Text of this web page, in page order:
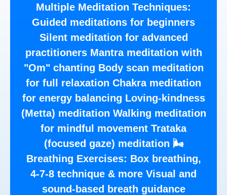
Multiple Meditation Techniques:
Guided meditations for beginners
Silent meditation for advanced
practitioners Mantra meditation with
"Om" chanting Body scan meditation
for full relaxation Chakra meditation
for energy balancing Loving-kindness
(Metta) meditation Walking meditation
for mindful movement Trataka
(focused gaze) meditation 🌬️
Breathing Exercises: Box breathing,
4-7-8 technique & more Visual and
sound-based breath guidance